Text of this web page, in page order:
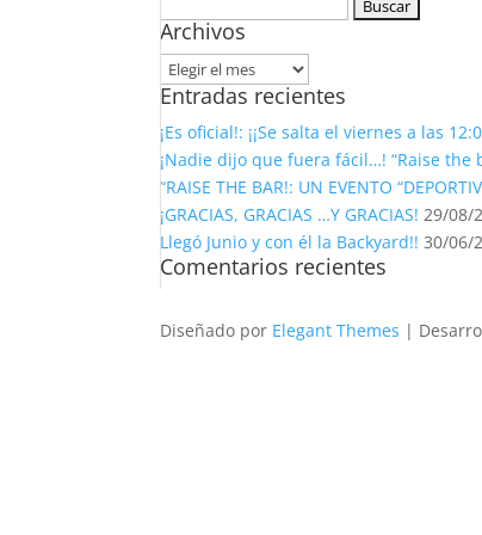
Archivos
Archivos
Entradas recientes
¡Es oficial!: ¡¡Se salta el viernes a las
¡Nadie dijo que fuera fácil…! “Raise
“RAISE THE BAR!: UN EVENTO
¡GRACIAS, GRACIAS …Y GRACIAS! 29/08/
Llegó Junio y con él la Backyard!! 30/06/
Comentarios recientes
Diseñado por Elegant Themes |